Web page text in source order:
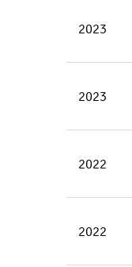
2023
2023
2022
2022